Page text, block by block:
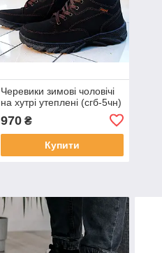
Черевики зимові чоловічі
на хутрі утеплені (сгб-5чн)
970₴
Купити